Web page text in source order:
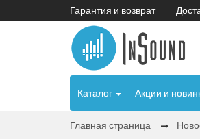
Гарантия и возврат
Каталог Акции и
Главная страница